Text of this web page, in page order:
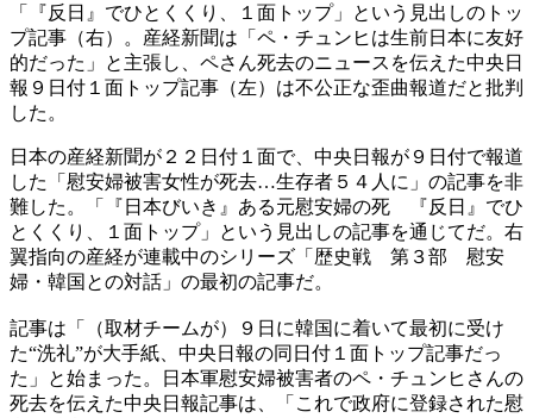
「『反日』でひとくくり、１面トップ」という見出しのトッ
プ記事（右）。産経新聞は「ペ・チュンヒは生前日本に友好
的だった」と主張し、ペさん死去のニュースを伝えた中央日
報９日付１面トップ記事（左）は不公正な歪曲報道だと批判
した。
日本の産経新聞が２２日付１面で、中央日報が９日付で報道
した「慰安婦被害女性が死去…生存者５４人に」の記事を非
難した。「『日本びいき』ある元慰安婦の死 『反日』でひ
とくくり、１面トップ」という見出しの記事を通じてだ。右
翼指向の産経が連載中のシリーズ「歴史戦 第３部 慰安
婦・韓国との対話」の最初の記事だ。
記事は「（取材チームが）９日に韓国に着いて最初に受け
た“洗礼”が大手紙、中央日報の同日付１面トップ記事だっ
た」と始まった。日本軍慰安婦被害者のペ・チュンヒさんの
死去を伝えた中央日報記事は、「これで政府に登録された慰